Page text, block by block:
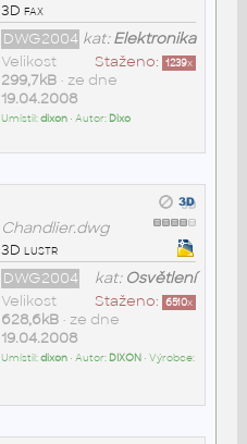
3D fax
kat:Elektronika
DWG2004
Staženo: 1239x
Velikost
299,7kB• ze dne
19.04.2008
Umístil:dixon• Autor: Dixo
Chandlier.dwg
3D lustr
kat: Osvětlení
DWG2004
Staženo: 6510x
Velikost
628,6kB• ze dne
19.04.2008
Umístil:dixon• Autor: DIXON • Výrobce: